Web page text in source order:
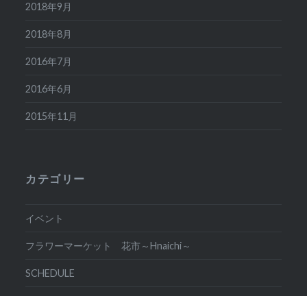
2018年9月
2018年8月
2016年7月
2016年6月
2015年11月
カテゴリー
イベント
フラワーマーケット 花市～Hnaichi～
SCHEDULE